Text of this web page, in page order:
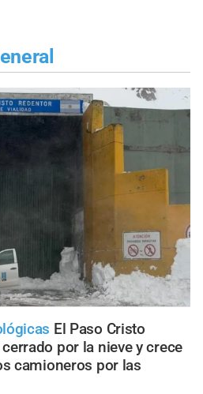
El Paso Cristo
por la nieve y crece
camioneros por las